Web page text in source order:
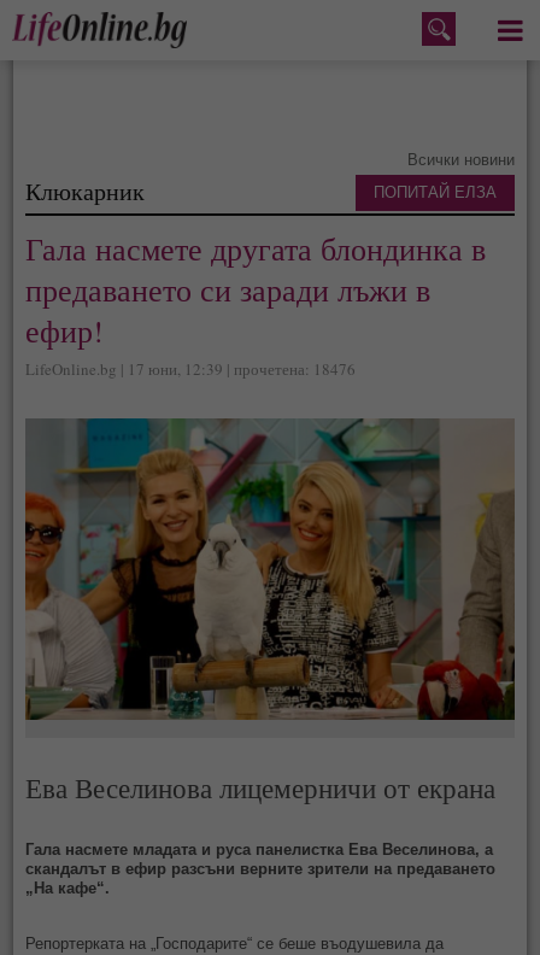
Меню
Всички новини
Клюкарник
Гала насмете другата блондинка в
предаването си заради лъжи в
ефир!
LifeOnline.bg | 17 юни, 12:39 | прочетена: 18476
Ева Веселинова лицемерничи от екрана
Гала насмете младата и руса панелистка Ева Веселинова, а
скандалът в ефир разсъни верните зрители на предаването
„На кафе“.
Репортерката на „Господарите“ се беше въодушевила да
ПОПИТАЙ ЕЛЗА